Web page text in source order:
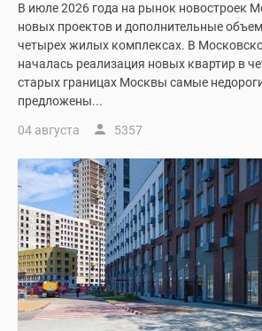
Аналитика
рынка
Покупателю
Экспертиза
новостроек
авторы
проекте
Контакты
Реклама
сайте
В июле 2026 года на рынок новостроек
новых проектов и дополнительные
четырех жилых комплексах. В
началась реализация новых квартир в
старых границах Москвы самые
предложены...
04 августа 5357